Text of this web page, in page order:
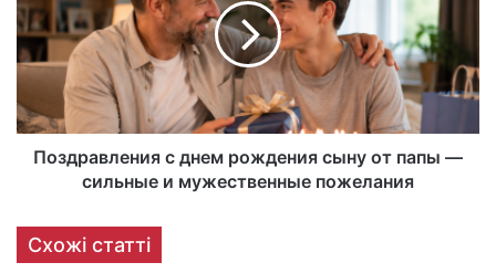
Поздравления с днем рождения сыну от папы —
сильные и мужественные пожелания
Схожі статті